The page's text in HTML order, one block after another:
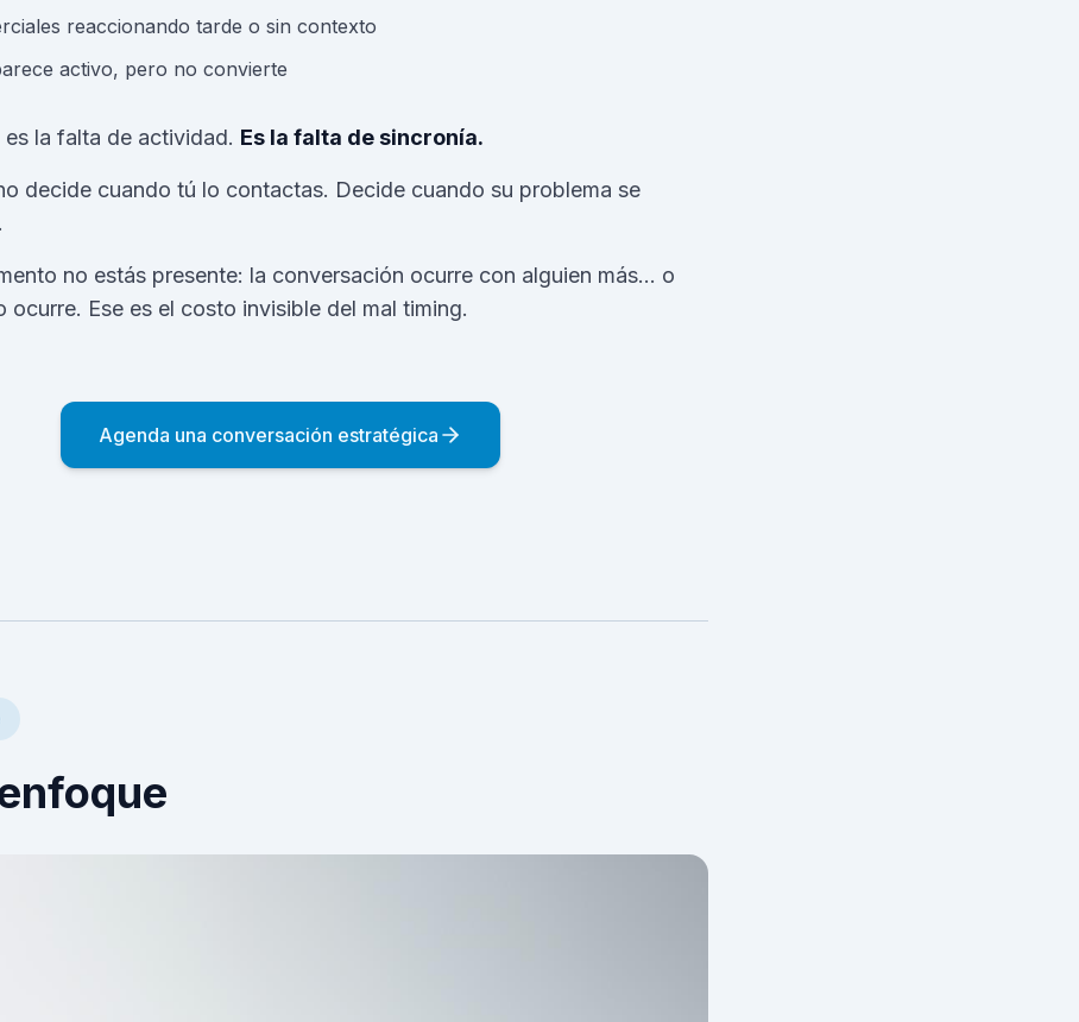
reaccionando tarde o sin contexto
activo, pero no convierte
es la falta de actividad. Es la falta de sincronía.
decide cuando tú lo contactas. Decide cuando su problema se
no estás presente: la conversación ocurre con alguien más… o
ocurre. Ese es el costo invisible del mal timing.
Agenda una conversación estratégica